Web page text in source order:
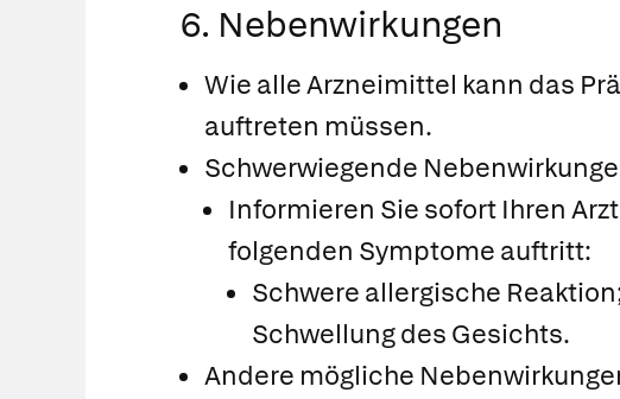
6. Nebenwirkungen
Wie alle Arzneimittel kann das
auftreten müssen.
Schwerwiegende
Informieren Sie sofort Ihren
folgenden Symptome auftritt:
Schwere allergische
Schwellung des Gesichts.
Andere mögliche